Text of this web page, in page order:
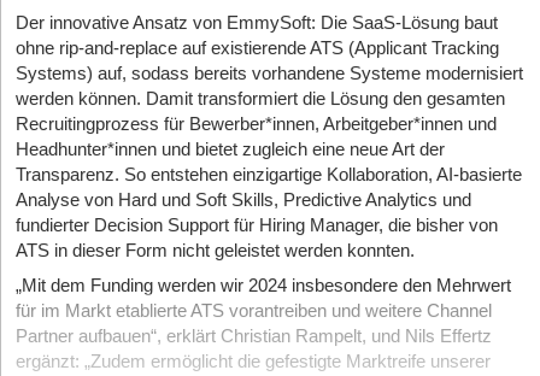
Der innovative Ansatz von EmmySoft: Die SaaS-Lösung baut
ohne rip-and-replace auf existierende ATS (Applicant Tracking
Systems) auf, sodass bereits vorhandene Systeme modernisiert
werden können. Damit transformiert die Lösung den gesamten
Recruitingprozess für Bewerber*innen, Arbeitgeber*innen und
Headhunter*innen und bietet zugleich eine neue Art der
Transparenz. So entstehen einzigartige Kollaboration, AI-basierte
Analyse von Hard und Soft Skills, Predictive Analytics und
fundierter Decision Support für Hiring Manager, die bisher von
ATS in dieser Form nicht geleistet werden konnten.
„Mit dem Funding werden wir 2024 insbesondere den Mehrwert
für im Markt etablierte ATS vorantreiben und weitere Channel
Partner aufbauen“, erklärt Christian Rampelt, und Nils Effertz
ergänzt: „Zudem ermöglicht die gefestigte Marktreife unserer